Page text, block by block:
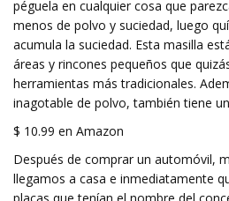
péguela en cualquier cosa que
menos de polvo y suciedad, luego
acumula la suciedad. Esta masilla
áreas y rincones pequeños que
herramientas más tradicionales.
inagotable de polvo, también tiene
$ 10.99 en Amazon
Después de comprar un automóvil,
llegamos a casa e inmediatamente